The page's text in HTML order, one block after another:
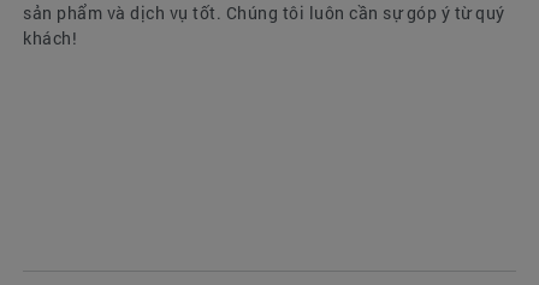
sản phẩm và dịch vụ tốt. Chúng tôi luôn cần sự góp ý từ quý
khách!